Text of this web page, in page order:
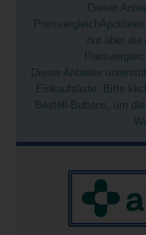
Dieser
nur über die
Dieser Anbieter
Einkaufsliste. Bitte
Bestell-Buttons, um